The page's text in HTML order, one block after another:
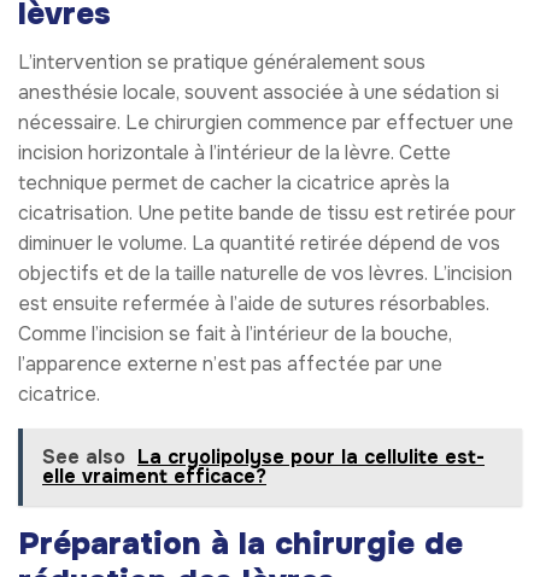
lèvres
L’intervention se pratique généralement sous
anesthésie locale, souvent associée à une sédation si
nécessaire. Le chirurgien commence par effectuer une
incision horizontale à l’intérieur de la lèvre. Cette
technique permet de cacher la cicatrice après la
cicatrisation. Une petite bande de tissu est retirée pour
diminuer le volume. La quantité retirée dépend de vos
objectifs et de la taille naturelle de vos lèvres. L’incision
est ensuite refermée à l’aide de sutures résorbables.
Comme l’incision se fait à l’intérieur de la bouche,
l’apparence externe n’est pas affectée par une
cicatrice.
See also La cryolipolyse pour la cellulite est-
elle vraiment efficace?
Préparation à la chirurgie de